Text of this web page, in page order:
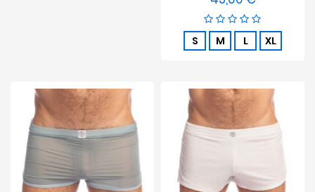
S M L XL